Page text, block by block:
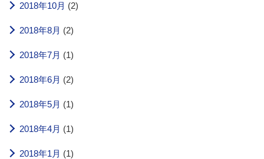
2018年10月 (2)
2018年8月 (2)
2018年7月 (1)
2018年6月 (2)
2018年5月 (1)
2018年4月 (1)
2018年1月 (1)